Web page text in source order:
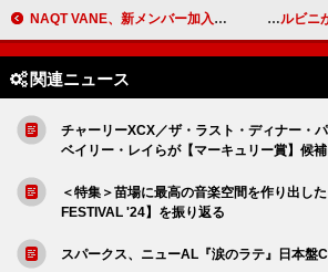
NAQT VANE、新メンバー加入でパワーアップした「NOWVERSE – NV」配信リリース ザ・ブリーダーズのキム
関連ニュース
チャーリーXCX／ザ・ラスト・ディナー・
ベイリー・レイらが【マーキュリー賞】候
＜特集＞苗場に最高の音楽空間を作り出し
FESTIVAL '24】を振り返る
スパークス、ニューAL『涙のラテ』日本盤